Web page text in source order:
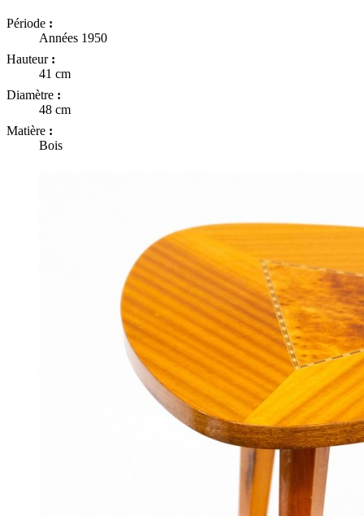
Période :
Années 1950
Hauteur :
41 cm
Diamètre :
48 cm
Matière :
Bois